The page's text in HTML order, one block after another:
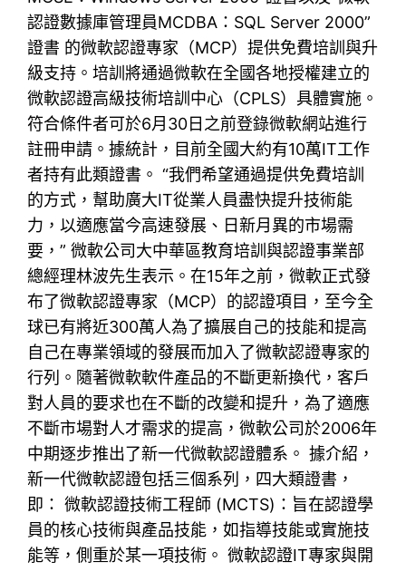
認證數據庫管理員MCDBA：SQL Server 2000”
證書 的微軟認證專家（MCP）提供免費培訓與升
級支持。培訓將通過微軟在全國各地授權建立的
微軟認證高級技術培訓中心（CPLS）具體實施。
符合條件者可於6月30日之前登錄微軟網站進行
註冊申請。據統計，目前全國大約有10萬IT工作
者持有此類證書。 “我們希望通過提供免費培訓
的方式，幫助廣大IT從業人員盡快提升技術能
力，以適應當今高速發展、日新月異的市場需
要，” 微軟公司大中華區教育培訓與認證事業部
總經理林波先生表示。在15年之前，微軟正式發
布了微軟認證專家（MCP）的認證項目，至今全
球已有將近300萬人為了擴展自己的技能和提高
自己在專業領域的發展而加入了微軟認證專家的
行列。隨著微軟軟件產品的不斷更新換代，客戶
對人員的要求也在不斷的改變和提升，為了適應
不斷市場對人才需求的提高，微軟公司於2006年
中期逐步推出了新一代微軟認證體系。 據介紹，
新一代微軟認證包括三個系列，四大類證書，
即： 微軟認證技術工程師 (MCTS)：旨在認證學
員的核心技術與產品技能，如指導技能或實施技
能等，側重於某一項技術。 微軟認證IT專家與開